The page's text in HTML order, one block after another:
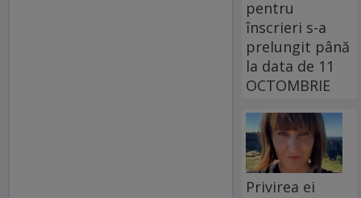
pentru
înscrieri s-a
prelungit până
la data de 11
OCTOMBRIE
Privirea ei